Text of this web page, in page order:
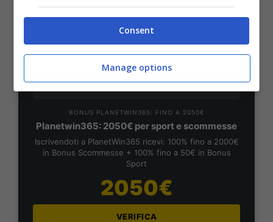
Mostra Informazioni
PlanetWin365
BONUS PLANETWIN365: FINO A 2050€
Planetwin365: 2050€ per sport e scommesse
Iscrivendoti a PlanetWin365 ricevi: 100% fino a 2000€
in Bonus Scommesse + 100% fino a 50€ in Bonus
Sport
2050€
VERIFICA
Consent
Manage options